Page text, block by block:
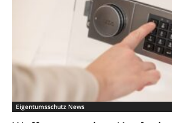
Eigentumsschutz News